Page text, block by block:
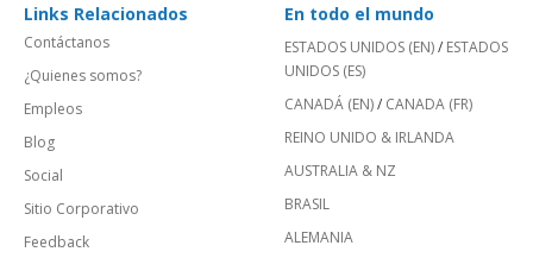
Links Relacionados
Contáctanos
¿Quienes somos?
Empleos
Blog
Social
Sitio Corporativo
Feedback
En todo el mundo
ESTADOS UNIDOS (EN)/ ESTADOS
UNIDOS (ES)
CANADÁ (EN)/ CANADA (FR)
REINO UNIDO & IRLANDA
AUSTRALIA & NZ
BRASIL
ALEMANIA